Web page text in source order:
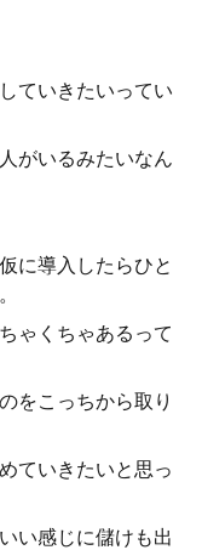
ていきたいってい
がいるみたいなん
に導入したらひと
ゃくちゃあるって
をこっちから取り
ていきたいと思っ
い感じに儲けも出